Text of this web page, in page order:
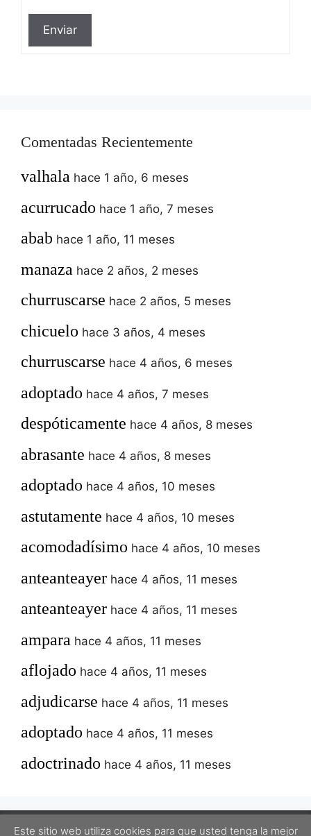
Enviar
Comentadas Recientemente
valhala hace 1 año, 6 meses
acurrucado hace 1 año, 7 meses
abab hace 1 año, 11 meses
manaza hace 2 años, 2 meses
churruscarse hace 2 años, 5 meses
chicuelo hace 3 años, 4 meses
churruscarse hace 4 años, 6 meses
adoptado hace 4 años, 7 meses
despóticamente hace 4 años, 8 meses
abrasante hace 4 años, 8 meses
adoptado hace 4 años, 10 meses
astutamente hace 4 años, 10 meses
acomodadísimo hace 4 años, 10 meses
anteanteayer hace 4 años, 11 meses
anteanteayer hace 4 años, 11 meses
ampara hace 4 años, 11 meses
aflojado hace 4 años, 11 meses
adjudicarse hace 4 años, 11 meses
adoptado hace 4 años, 11 meses
adoctrinado hace 4 años, 11 meses
Este sitio web utiliza cookies para que usted tenga la mejor